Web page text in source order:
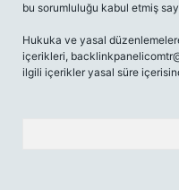
bu sorumluluğu kabul etmiş
Hukuka ve yasal
içerikleri,
ilgili içerikler yasal süre